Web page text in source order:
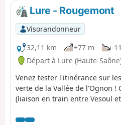
Lure - Rougemont
Visorandonneur
32,11 km
+77 m -
Départ à Lure (Haute-
Venez tester l'itinérance sur
verte de la Vallée de l'Ognon !
(liaison en train entre Vesoul
Rougemont.